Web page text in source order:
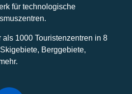
für technologische
als 1000 Touristenzentren in 8
Berggebiete,